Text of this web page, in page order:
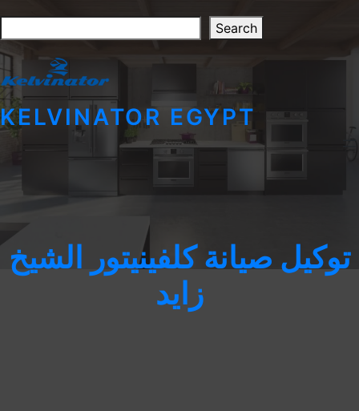
Search
KELVINATOR EGYPT
توكيل صيانة كلفينيتور الشيخ
زايد